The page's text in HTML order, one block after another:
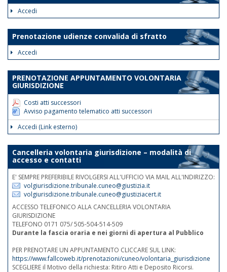
al fine di assicurare la trattazione con
priorità assoluta degli atti indifferibili e
urgenti.
Nelle medesime giornate e fasce
orarie sarà garantita la reperibilità
telefonica ai nn.rr. 0171 075
507/508/514.
Accedi
Prenotazione udienze convalida di sfratto
Accedi
PRENOTAZIONE APPUNTAMENTO VOLONTARIA
GIURISDIZIONE
Costi atti successori
Avviso pagamento telematico atti successori
Accedi (Link esterno)
Cancelleria volontaria giurisdizione – modalità di
accesso e contatti
E' SEMPRE PREFERIBILE RIVOLGERSI ALL'UFFICIO VIA MAIL ALL'INDIRIZZO:
volgiurisdizione.tribunale.cuneo@giustizia.it
volgiurisdizione.tribunale.cuneo@giustiziacert.it
ACCESSO TELEFONICO ALLA CANCELLERIA VOLONTARIA
GIURISDIZIONE
TELEFONO 0171 075/ 505-504-514-509
Durante la fascia oraria e nei giorni di apertura al Pubblico
PER PRENOTARE UN APPUNTAMENTO CLICCARE SUL LINK:
https://www.fallcoweb.it/prenotazioni/cuneo/volontaria_giurisdizione
SCEGLIERE il Motivo della richiesta: Ritiro Atti e Deposito Ricorsi.